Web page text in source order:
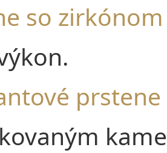
so zirkónom
prstene